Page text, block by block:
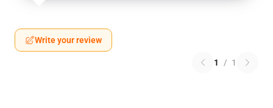
Write your review
1 / 1